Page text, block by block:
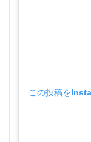
この投稿を